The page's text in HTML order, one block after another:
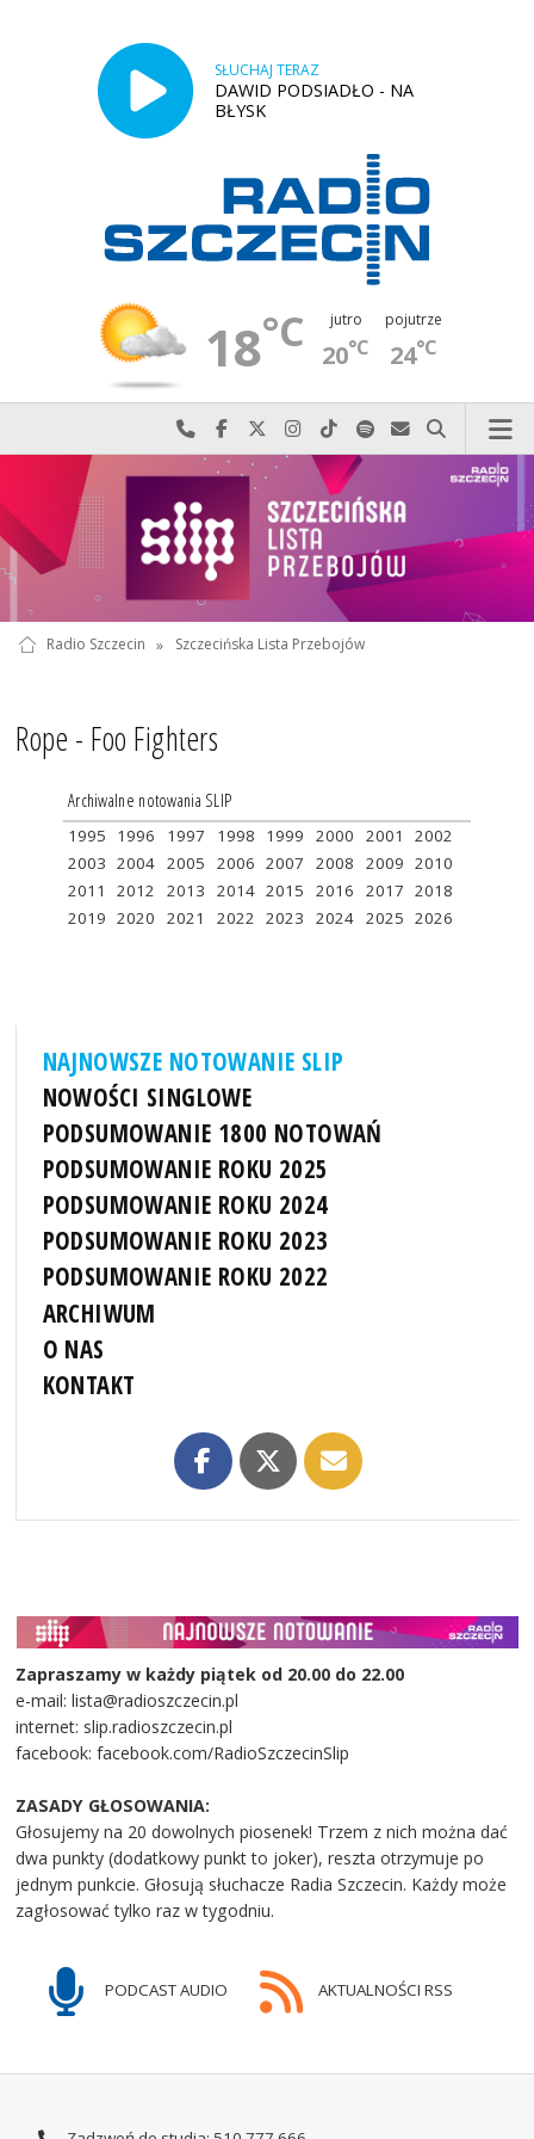
SŁUCHAJ TERAZ
DAWID PODSIADŁO - NA
BŁYSK
18°C jutro
20°C
pojutrze
24°C
Najlepiej po prostu do nas zadzwoń
Odwiedź nas na Facebook-u
Odwiedź nas na X
Odwiedź nas na Instagram-ie
Odwiedź nas na TikTok-u
Szukaj nas na Spotify
Wyślij do nas
Szukaj
Radio Szczecin » Szczecińska Lista Przebojów
Rope - Foo Fighters
Archiwalne notowania SLIP
1995 1996 1997 1998 1999 2000 2001
2002
2003 2004 2005 2006 2007 2008 2009 2010
2011
2012 2013 2014 2015 2016 2017 2018
2019 2020 2021 2022 2023 2024 2025 2026
NAJNOWSZE NOTOWANIE SLIP
NOWOŚCI SINGLOWE
PODSUMOWANIE 1800 NOTOWAŃ
PODSUMOWANIE ROKU 2025
PODSUMOWANIE ROKU 2024
PODSUMOWANIE ROKU 2023
PODSUMOWANIE ROKU 2022
ARCHIWUM
O NAS
KONTAKT
Zapraszamy w każdy piątek od 20.00 do 22.00
e-mail: lista@radioszczecin.pl
internet: slip.radioszczecin.pl
facebook: facebook.com/RadioSzczecinSlip
ZASADY GŁOSOWANIA:
Głosujemy na 20 dowolnych piosenek! Trzem z nich można dać
dwa punkty (dodatkowy punkt to joker), reszta otrzymuje po
jednym punkcie. Głosują słuchacze Radia Szczecin. Każdy może
zagłosować tylko raz w tygodniu.
PODCAST AUDIO AKTUALNOŚCI RSS